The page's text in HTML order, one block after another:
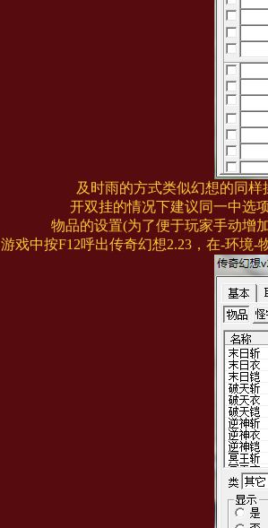
及时雨的方式类似幻想的同
开双挂的情况下建议同一中选
物品的设置(为了便于玩家手动增
游戏中按F12呼出传奇幻想2.23，在-环境